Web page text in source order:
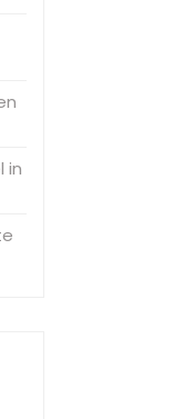
in